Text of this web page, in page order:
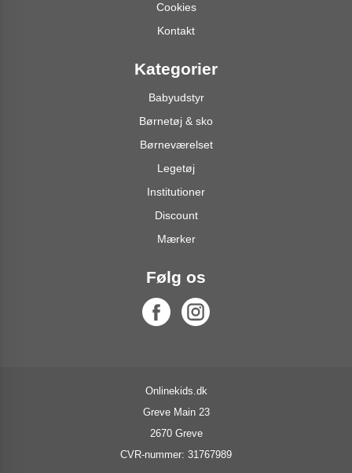
Cookies
Kontakt
Kategorier
Babyudstyr
Børnetøj & sko
Børneværelset
Legetøj
Institutioner
Discount
Mærker
Følg os
Onlinekids.dk
Greve Main 23
2670 Greve
CVR-nummer: 31767989